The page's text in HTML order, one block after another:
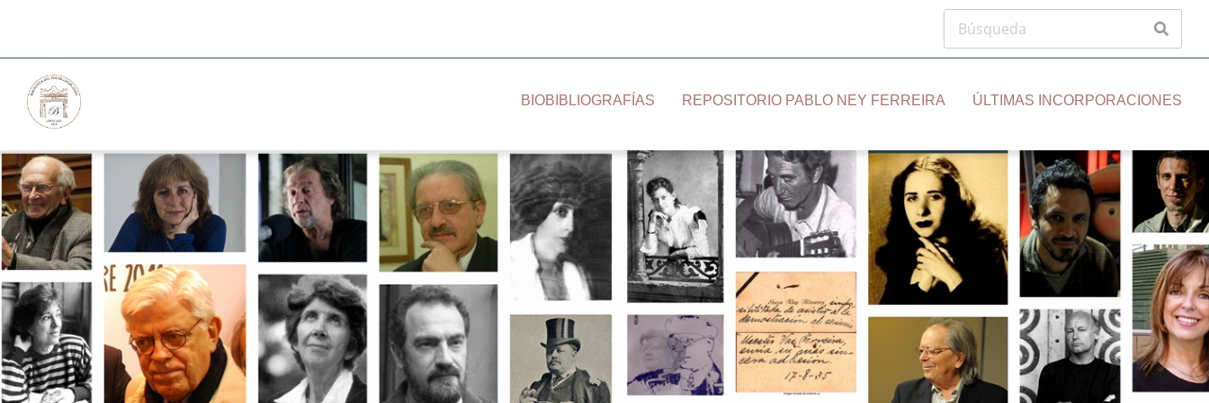
BIOBIBLIOGRAFÍAS REPOSITORIO PABLO NEY FERREIRA ÚLTIMAS INCORPORACIONES